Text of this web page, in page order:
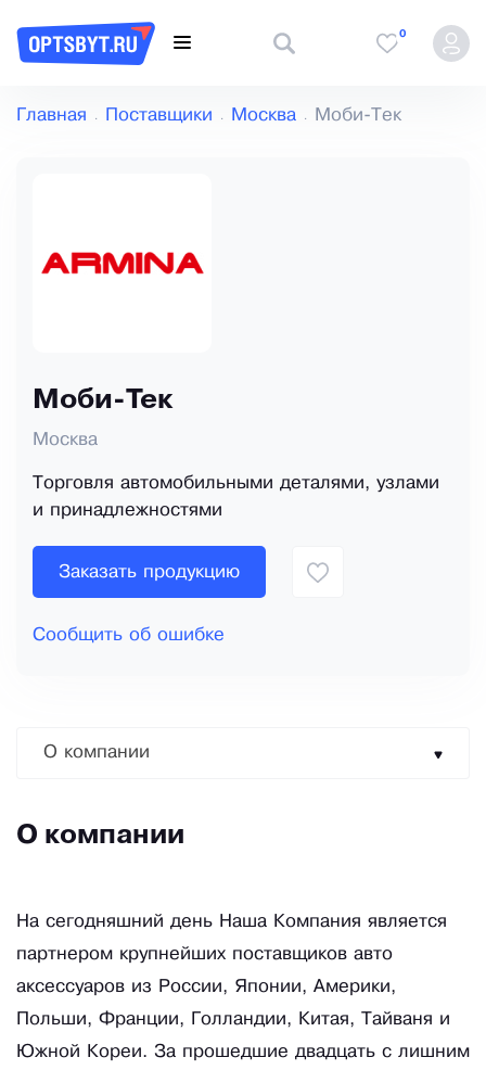
0
Главная Поставщики Москва Моби-Тек
Моби-Тек
Москва
Торговля автомобильными деталями, узлами
и принадлежностями
Заказать продукцию
Сообщить об ошибке
О компании
О компании
На сегодняшний день Наша Компания является
партнером крупнейших поставщиков авто
аксессуаров из России, Японии, Америки,
Польши, Франции, Голландии, Китая, Тайваня и
Южной Кореи. За прошедшие двадцать с лишним